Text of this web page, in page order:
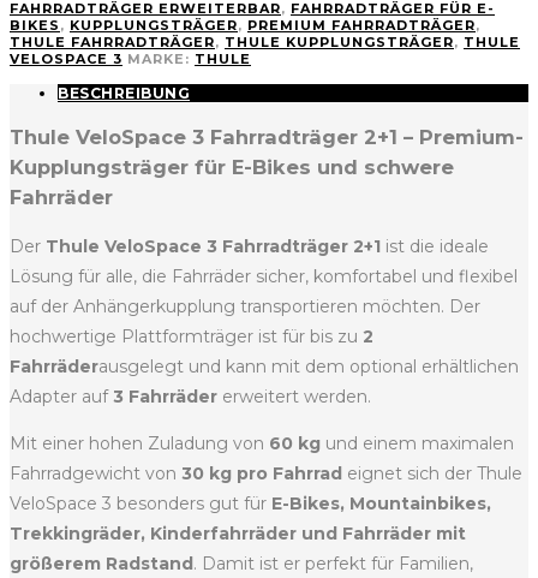
FAHRRADTRÄGER ERWEITERBAR, FAHRRADTRÄGER FÜR E-
BIKES , KUPPLUNGSTRÄGER, PREMIUM FAHRRADTRÄGER,
THULE FAHRRADTRÄGER, THULE KUPPLUNGSTRÄGER, THULE
VELOSPACE 3 MARKE: THULE
BESCHREIBUNG
Thule VeloSpace 3 Fahrradträger 2+1 – Premium-
Kupplungsträger für E-Bikes und schwere
Fahrräder
Der Thule VeloSpace 3 Fahrradträger 2+1 ist die ideale
Lösung für alle, die Fahrräder sicher, komfortabel und flexibel
auf der Anhängerkupplung transportieren möchten. Der
hochwertige Plattformträger ist für bis zu 2
Fahrräderausgelegt und kann mit dem optional erhältlichen
Adapter auf3 Fahrräder erweitert werden.
Mit einer hohen Zuladung von 60 kg und einem maximalen
Fahrradgewicht von 30 kg pro Fahrrad eignet sich der Thule
VeloSpace 3 besonders gut für E-Bikes, Mountainbikes,
Trekkingräder, Kinderfahrräder und Fahrräder mit
größerem Radstand. Damit ist er perfekt für Familien,